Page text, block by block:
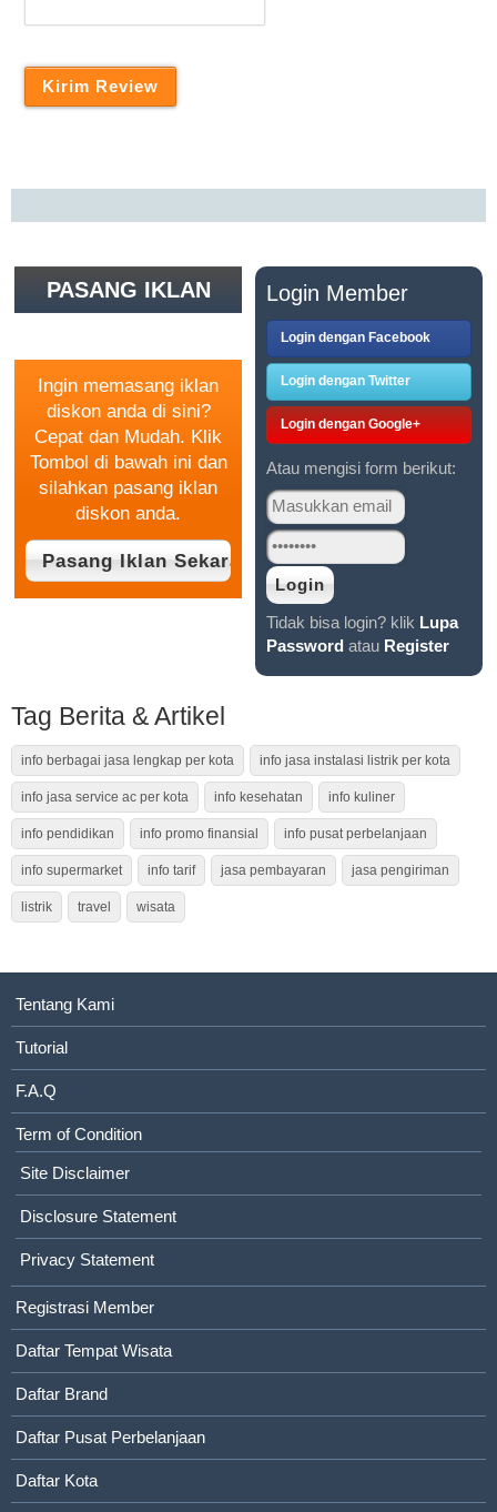
PASANG IKLAN
Ingin memasang iklan
diskon anda di sini?
Cepat dan Mudah. Klik
Tombol di bawah ini dan
silahkan pasang iklan
diskon anda.
Login Member
Login dengan Facebook
Login dengan Twitter
Login dengan Google+
Atau mengisi form berikut:
Tidak bisa login? klik Lupa
Passwordatau Register
Tag Berita & Artikel
info berbagai jasa lengkap per kota info jasa instalasi listrik per kota
info jasa service ac per kota info kesehatan info kuliner
info pendidikan info promo finansial info pusat perbelanjaan
info supermarket info tarif jasa pembayaran jasa pengiriman
listrik travel wisata
Tentang Kami
Tutorial
F.A.Q
Term of Condition
Site Disclaimer
Disclosure Statement
Privacy Statement
Registrasi Member
Daftar Tempat Wisata
Daftar Brand
Daftar Pusat Perbelanjaan
Daftar Kota